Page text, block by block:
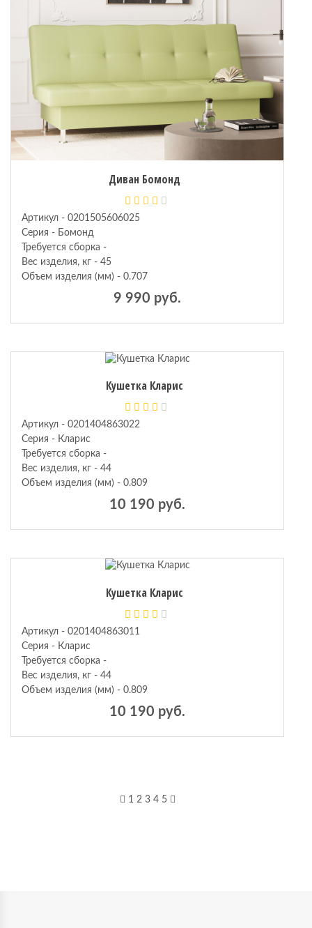
Диван Бомонд
Артикул - 0201505606025
Серия - Бомонд
Требуется сборка -
Вес изделия, кг - 45
Объем изделия (мм) - 0.707
9 990 руб.
Кушетка Кларис
Артикул - 0201404863022
Серия - Кларис
Требуется сборка -
Вес изделия, кг - 44
Объем изделия (мм) - 0.809
10 190 руб.
Кушетка Кларис
Артикул - 0201404863011
Серия - Кларис
Требуется сборка -
Вес изделия, кг - 44
Объем изделия (мм) - 0.809
10 190 руб.
1 2 3 4 5